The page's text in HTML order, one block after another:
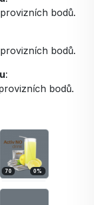
bodů.
bodů.
:
bodů.
70 0%